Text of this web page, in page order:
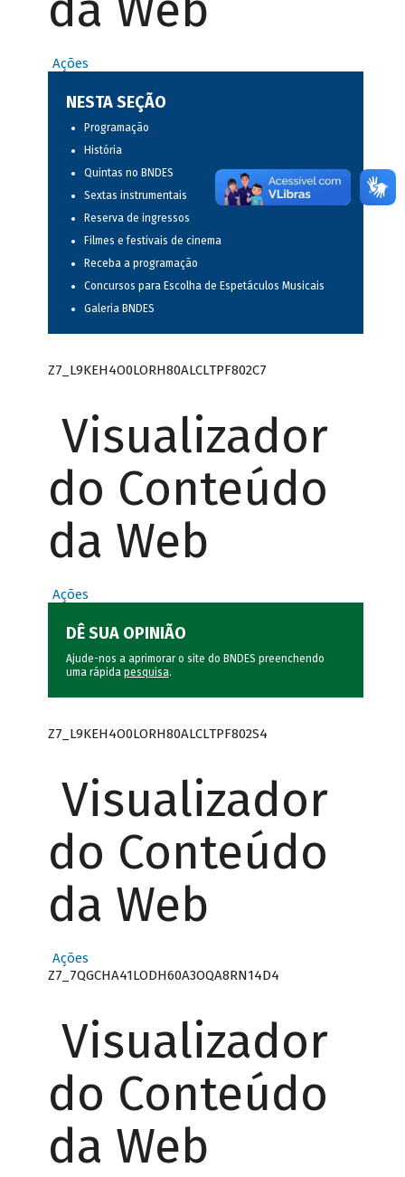
Ações
NESTA SEÇÃO
Programação
História
Quintas no BNDES
Sextas instrumentais
Reserva de ingressos
Filmes e festivais de cinema
Receba a programação
Concursos para Escolha de Espetáculos Musicais
Galeria BNDES
Z7_L9KEH4O0LORH80ALCLTPF802C7
Visualizador
do Conteúdo
da Web
Ações
DÊ SUA OPINIÃO
Ajude-nos a aprimorar o site do BNDES preenchendo
uma rápida pesquisa.
Z7_L9KEH4O0LORH80ALCLTPF802S4
Visualizador
do Conteúdo
da Web
Ações
Z7_7QGCHA41LODH60A3OQA8RN14D4
Visualizador
do Conteúdo
da Web